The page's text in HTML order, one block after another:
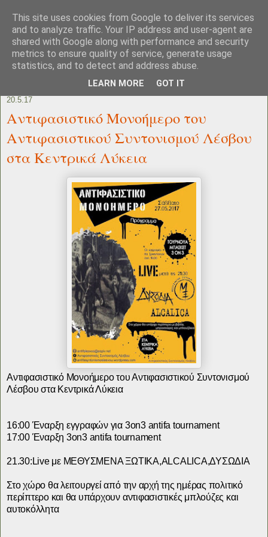
20.5.17
Αντιφασιστικό Μονοήμερο του
Αντιφασιστικού Συντονισμού Λέσβου
στα Κεντρικά Λύκεια
Αντιφασιστικό Μονοήμερο του Αντιφασιστικού Συντονισμού
Λέσβουστα Κεντρικά Λύκεια
16:00 Έναρξη εγγραφών για 3on3 antifa tournament
17:00 Έναρξη 3on3 antifa tournament
21.30:Live με ΜΕΘΥΣΜΕΝΑ ΞΩΤΙΚΑ,ALCALICA,ΔΥΣΩΔΙΑ
Στο χώρο θα λειτουργεί από την αρχή της ημέρας πολιτικό
περίπτερο και θα υπάρχουν αντιφασιστικές μπλούζες και
αυτοκόλλητα
This site uses cookies from Google to deliver its services
and to analyze traffic. Your IP address and user-agent are
shared with Google along with performance and security
metrics to ensure quality of service, generate usage
statistics, and to detect and address abuse.
LEARN MORE GOT IT